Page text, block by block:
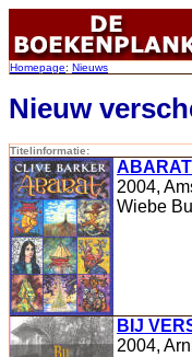
Homepage: Nieuws
Nieuw
Titelinformatie:
ABARAT
2004,
Wiebe
BIJ
2004,